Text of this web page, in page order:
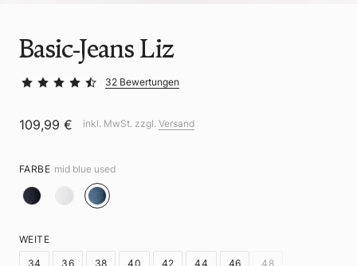
Basic-Jeans Liz
32 Bewertungen
109,99 € inkl. MwSt. zzgl. Versand
FARBE mid blue used
WEITE
34
36 38 40 42 44 46 48